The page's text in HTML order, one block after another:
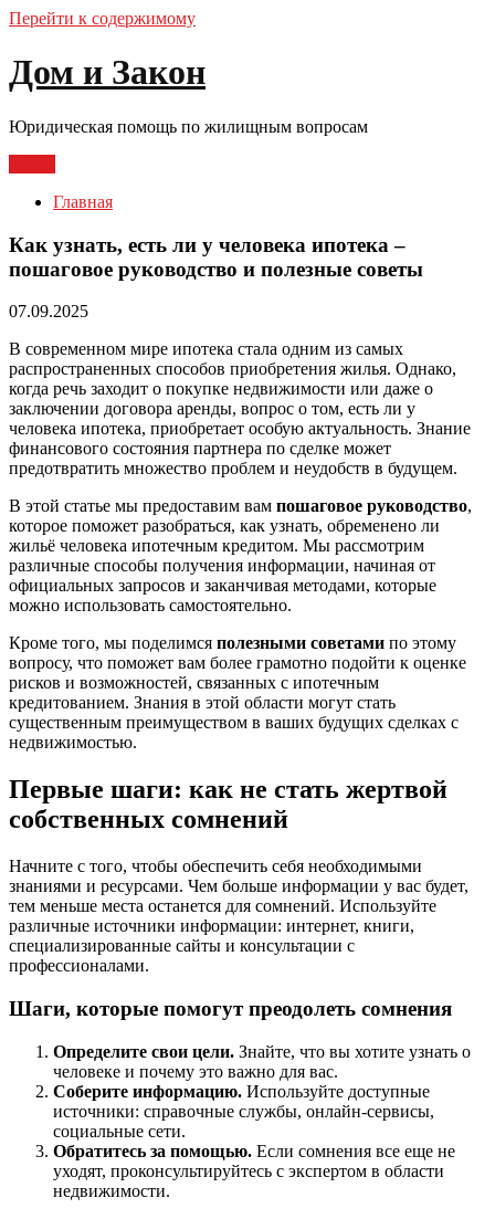
Перейти к содержимому
Дом и Закон
Юридическая помощь по жилищным вопросам
Главная
Как узнать, есть ли у человека ипотека –
пошаговое руководство и полезные советы
07.09.2025
В современном мире ипотека стала одним из самых
распространенных способов приобретения жилья. Однако,
когда речь заходит о покупке недвижимости или даже о
заключении договора аренды, вопрос о том, есть ли у
человека ипотека, приобретает особую актуальность. Знание
финансового состояния партнера по сделке может
предотвратить множество проблем и неудобств в будущем.
В этой статье мы предоставим вам пошаговое руководство,
которое поможет разобраться, как узнать, обременено ли
жильё человека ипотечным кредитом. Мы рассмотрим
различные способы получения информации, начиная от
официальных запросов и заканчивая методами, которые
можно использовать самостоятельно.
Кроме того, мы поделимся полезными советами по этому
вопросу, что поможет вам более грамотно подойти к оценке
рисков и возможностей, связанных с ипотечным
кредитованием. Знания в этой области могут стать
существенным преимуществом в ваших будущих сделках с
недвижимостью.
Первые шаги: как не стать жертвой
собственных сомнений
Начните с того, чтобы обеспечить себя необходимыми
знаниями и ресурсами. Чем больше информации у вас будет,
тем меньше места останется для сомнений. Используйте
различные источники информации: интернет, книги,
специализированные сайты и консультации с
профессионалами.
Шаги, которые помогут преодолеть сомнения
Определите свои цели. Знайте, что вы хотите узнать о
человеке и почему это важно для вас.
Соберите информацию. Используйте доступные
источники: справочные службы, онлайн-сервисы,
социальные сети.
Обратитесь за помощью. Если сомнения все еще не
уходят, проконсультируйтесь с экспертом в области
недвижимости.